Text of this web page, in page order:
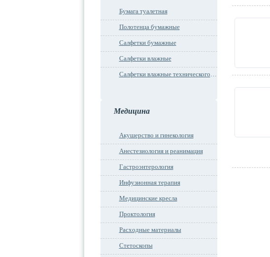
Бумага туалетная
Полотенца бумажные
Салфетки бумажные
Салфетки влажные
Салфетки влажные технического назначения
Медицина
Акушерство и гинекология
Анестезиология и реанимация
Гастроэнтерология
Инфузионная терапия
Медицинские кресла
Проктология
Расходные материалы
Стетоскопы